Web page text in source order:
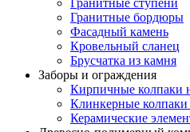
Гранитные ступени
Гранитные бордюры
Фасадный камень
Кровельный сланец
Брусчатка из камня
Заборы и ограждения
Кирпичные колпаки
Клинкерные колпаки
Керамические